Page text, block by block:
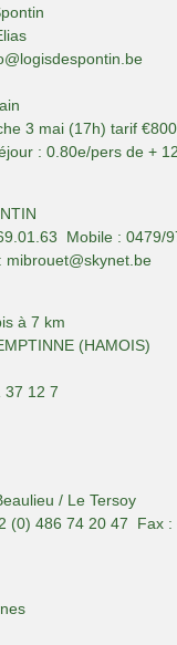
3 mai (17h) tarif
: 0.80e/pers de +
Mobile : 0479/
mibrouet@skynet.be
à 7 km
(HAMOIS)
37 12 7
/ Le Tersoy
(0) 486 74 20 47 Fax